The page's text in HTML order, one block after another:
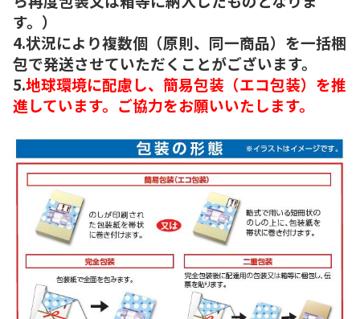
す。）
4.状況により複数個（原則、同一商品）を一括梱
包で発送させていただくことがございます。
5.地球環境に配慮し、簡易包装（エコ包装）を推
進しています。ご協力をお願いいたします。